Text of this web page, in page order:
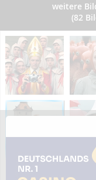
weitere
(82